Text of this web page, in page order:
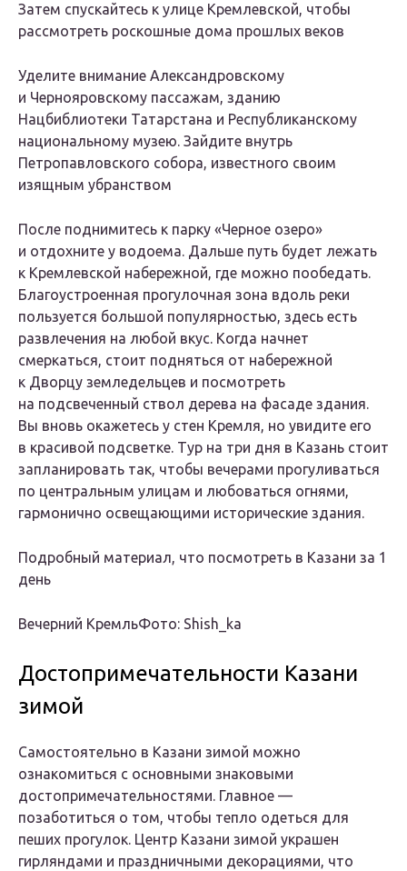
Затем спускайтесь к улице Кремлевской, чтобы
рассмотреть роскошные дома прошлых веков
Уделите внимание Александровскому
и Чернояровскому пассажам, зданию
Нацбиблиотеки Татарстана и Республиканскому
национальному музею. Зайдите внутрь
Петропавловского собора, известного своим
изящным убранством
После поднимитесь к парку «Черное озеро»
и отдохните у водоема. Дальше путь будет лежать
к Кремлевской набережной, где можно пообедать.
Благоустроенная прогулочная зона вдоль реки
пользуется большой популярностью, здесь есть
развлечения на любой вкус. Когда начнет
смеркаться, стоит подняться от набережной
к Дворцу земледельцев и посмотреть
на подсвеченный ствол дерева на фасаде здания.
Вы вновь окажетесь у стен Кремля, но увидите его
в красивой подсветке. Тур на три дня в Казань стоит
запланировать так, чтобы вечерами прогуливаться
по центральным улицам и любоваться огнями,
гармонично освещающими исторические здания.
Подробный материал, что посмотреть в Казани за 1
день
Вечерний КремльФото: Shish_ka
Достопримечательности Казани
зимой
Самостоятельно в Казани зимой можно
ознакомиться с основными знаковыми
достопримечательностями. Главное —
позаботиться о том, чтобы тепло одеться для
пеших прогулок. Центр Казани зимой украшен
гирляндами и праздничными декорациями, что